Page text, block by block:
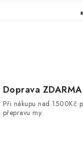
Doprava ZDARMA
Při nákupu nad 1500Kč
přepravu my.